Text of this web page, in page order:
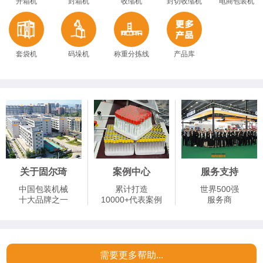
套袋机 码垛机 称重分拣线 产品库
关于固尔琦
中国包装机械
十大品牌之一
案例中心
累计打造
10000+代表案例
服务支持
世界500强
服务商
需要更多帮助...